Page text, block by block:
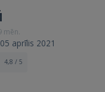
mēn.
aprīlis 2021
4,8 / 5